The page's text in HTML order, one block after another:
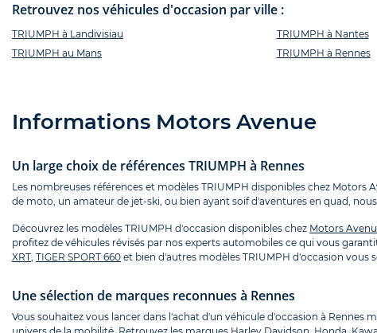
Retrouvez nos véhicules d'occasion par ville :
TRIUMPH à Landivisiau
TRIUMPH au Mans
TRIUMPH à Nantes
TRIUMPH à Rennes
Informations Motors Avenue
Un large choix de références TRIUMPH à Rennes
Les nombreuses références et modèles TRIUMPH disponibles chez
de moto, un amateur de jet-ski, ou bien ayant soif d'aventures en quad,
Découvrez les modèles TRIUMPH d'occasion disponibles chez Motors
profitez de véhicules révisés par nos experts automobiles ce qui vous
XRT, TIGER SPORT 660 et bien d'autres modèles TRIUMPH d'occasion vous
Une sélection de marques reconnues à Rennes
Vous souhaitez vous lancer dans l'achat d'un véhicule d'occasion à Rennes